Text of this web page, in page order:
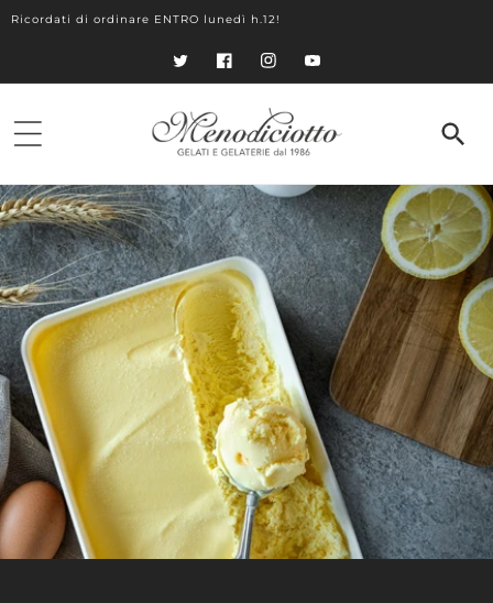
direttamente
Ricordati di ordinare ENTRO lunedì h.12!
TwitterFacebook
Instagram
YouTube